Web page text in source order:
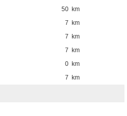
50 km
7 km
7 km
7 km
0 km
7 km